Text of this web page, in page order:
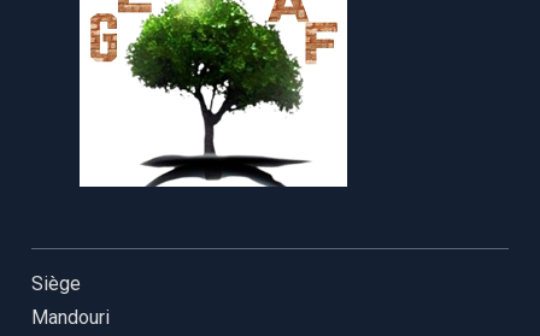
Siège
Mandouri